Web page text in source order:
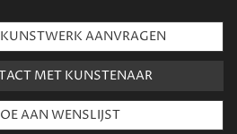
AANVRAGEN
MET KUNSTENAAR